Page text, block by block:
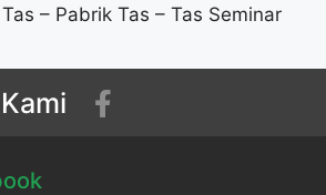
– Pabrik Tas – Tas Seminar